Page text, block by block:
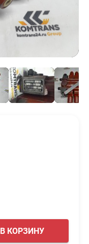
В КОРЗИНУ